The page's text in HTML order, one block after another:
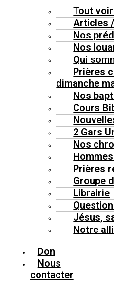
Tout
Articles
Nos
Nos
Qui
Prières
dimanche
Nos
Cours
2 Gars
Nos
Prières
Groupe
Librairie
Jésus,
Notre
Don
Nous
contacter